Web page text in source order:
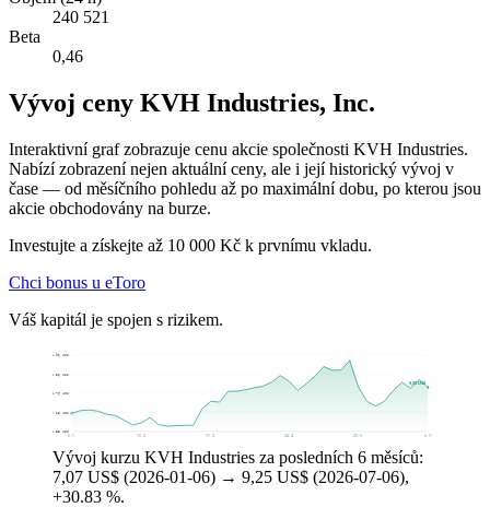
240 521
Beta
0,46
Vývoj ceny KVH Industries, Inc.
Interaktivní graf zobrazuje cenu akcie společnosti KVH Industries.
Nabízí zobrazení nejen aktuální ceny, ale i její historický vývoj v
čase — od měsíčního pohledu až po maximální dobu, po kterou jsou
akcie obchodovány na burze.
Investujte a získejte až 10 000 Kč k prvnímu vkladu.
Chci bonus u eToro
Váš kapitál je spojen s rizikem.
5,55 US$
7,15 US$
8,76 US$
10,36 US$
11,96 US$
6. 1. 10. 2. 17. 3. 24. 4. 29. 5. 6. 7.
9,25 US$
Vývoj kurzu KVH Industries za posledních 6 měsíců:
7,07 US$ (2026-01-06) → 9,25 US$ (2026-07-06),
+30.83 %.